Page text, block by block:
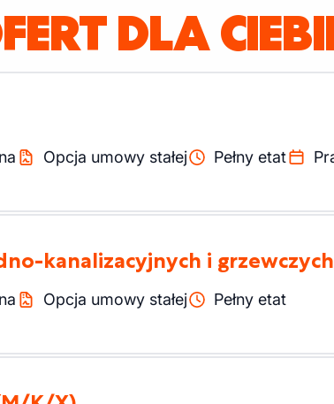
DLA
Opcja umowy stałej Pełny etat
kanalizacyjnych i grzewczych
Opcja umowy stałej Pełny etat